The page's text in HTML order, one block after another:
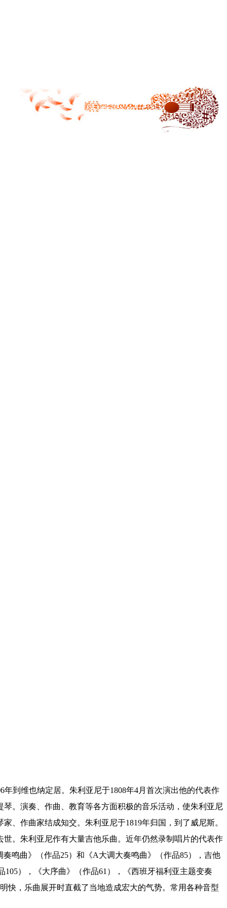
到维也纳定居。朱利亚尼于1808年4月首次演出他的代表作
。演奏、作曲、教育等各方面积极的音乐活动，使朱利亚尼
、作曲家结成知交。朱利亚尼于1819年归国，到了威尼斯。
。朱利亚尼作有大量吉他乐曲。近年仍然录制唱片的代表作
鸣曲》（作品25）和《A大调大奏鸣曲》（作品85），吉他
），《大序曲》（作品61），《西班牙福利亚主题变奏
快，乐曲展开时直截了当地造成宏大的气势。常用各种音型